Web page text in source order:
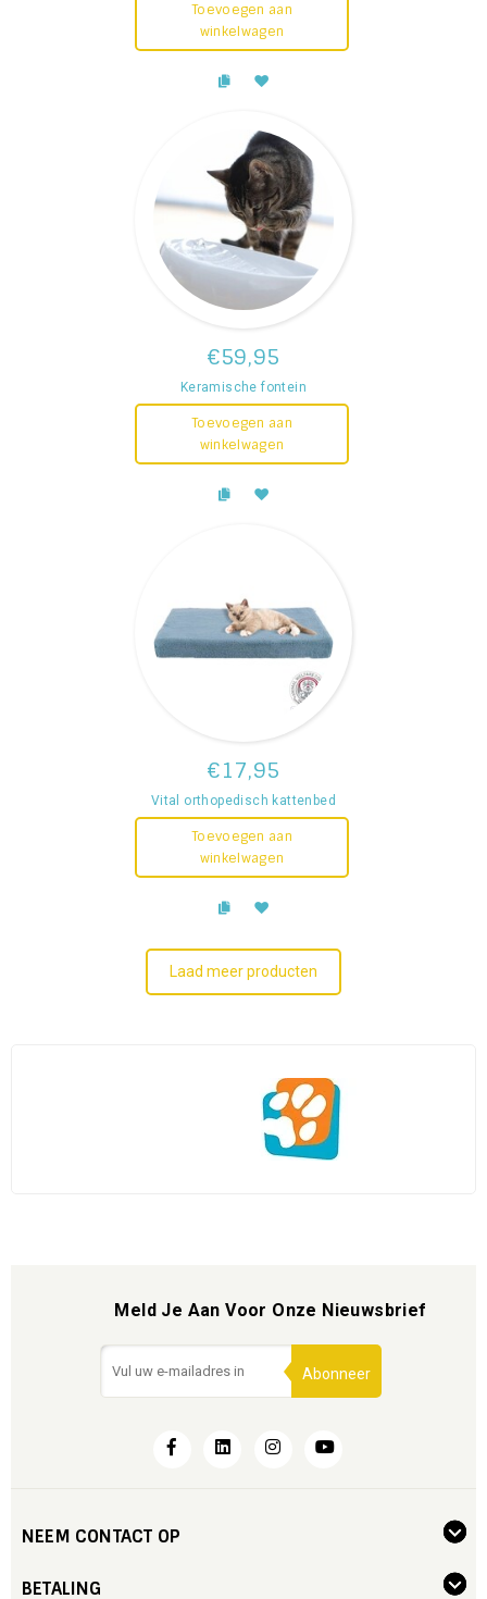
Toevoegen aan
winkelwagen
€59,95
Keramische fontein
Toevoegen aan
winkelwagen
€17,95
Vital orthopedisch kattenbed
Toevoegen aan
winkelwagen
Laad meer producten
Meld Je Aan Voor Onze Nieuwsbrief
Abonneer
NEEM CONTACT OP
BETALING